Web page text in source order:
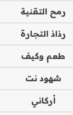
رمح التقنية
رذاذ التجارة
طعم وكيف
شهود نت
أركاني